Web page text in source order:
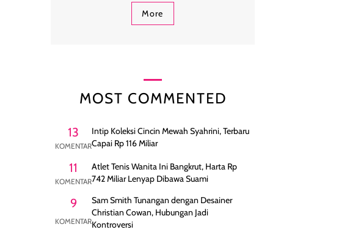
More
MOST COMMENTED
13
KOMENTAR
Intip Koleksi Cincin Mewah Syahrini, Terbaru
Capai Rp 116 Miliar
11
KOMENTAR
Atlet Tenis Wanita Ini Bangkrut, Harta Rp
742 Miliar Lenyap Dibawa Suami
9
KOMENTAR
Sam Smith Tunangan dengan Desainer
Christian Cowan, Hubungan Jadi
Kontroversi